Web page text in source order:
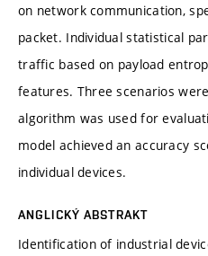
on network communication,
packet. Individual statistical
traffic based on payload
features. Three scenarios
algorithm was used for
model achieved an accuracy
individual devices.
ANGLICKÝ ABSTRAKT
Identification of industrial